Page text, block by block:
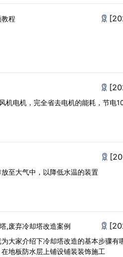
程
电机，完全省去电机的能耗，节电
至大气中，以降低水温的装置
,废弃冷却塔改造案例
大家介绍下冷却塔改造的基本步骤有
地板防水层上铺设铺装装饰施工